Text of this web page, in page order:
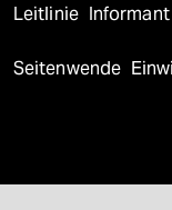
Leitlinie Informant
Seitenwende